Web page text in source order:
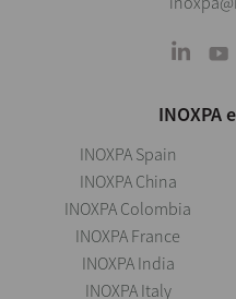
INOXPA
INOXPA Spain
INOXPA China
INOXPA Colombia
INOXPA France
INOXPA India
INOXPA Italy